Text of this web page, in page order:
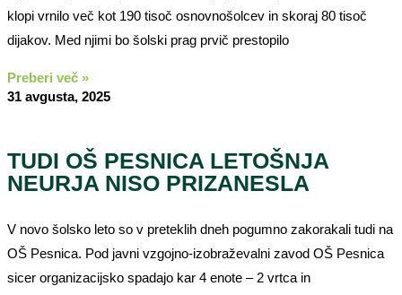
klopi vrnilo več kot 190 tisoč osnovnošolcev in skoraj 80 tisoč
dijakov. Med njimi bo šolski prag prvič prestopilo
Preberi več »
31 avgusta, 2025
TUDI OŠ PESNICA LETOŠNJA
NEURJA NISO PRIZANESLA
V novo šolsko leto so v preteklih dneh pogumno zakorakali tudi na
OŠ Pesnica. Pod javni vzgojno-izobraževalni zavod OŠ Pesnica
sicer organizacijsko spadajo kar 4 enote – 2 vrtca in